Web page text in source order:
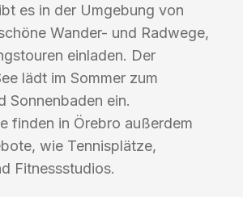
es in der Umgebung von
Wander- und Radwege,
einladen. Der
lädt im Sommer zum
Sonnenbaden ein.
finden in Örebro außerdem
wie Tennisplätze,
Fitnessstudios.